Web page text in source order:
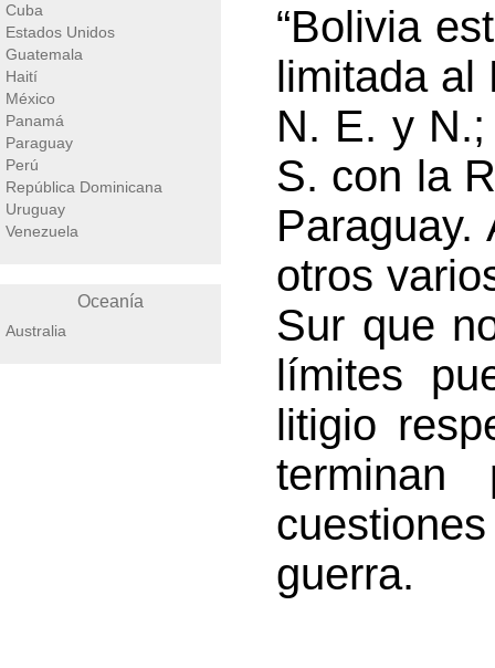
Cuba
Estados Unidos
Guatemala
Haití
México
Panamá
Paraguay
Perú
República Dominicana
Uruguay
Venezuela
Oceanía
Australia
“Bolivia
limitada al
N. E. y
S. con la
otros
Sur que
límites
litigio
terminan
guerra.